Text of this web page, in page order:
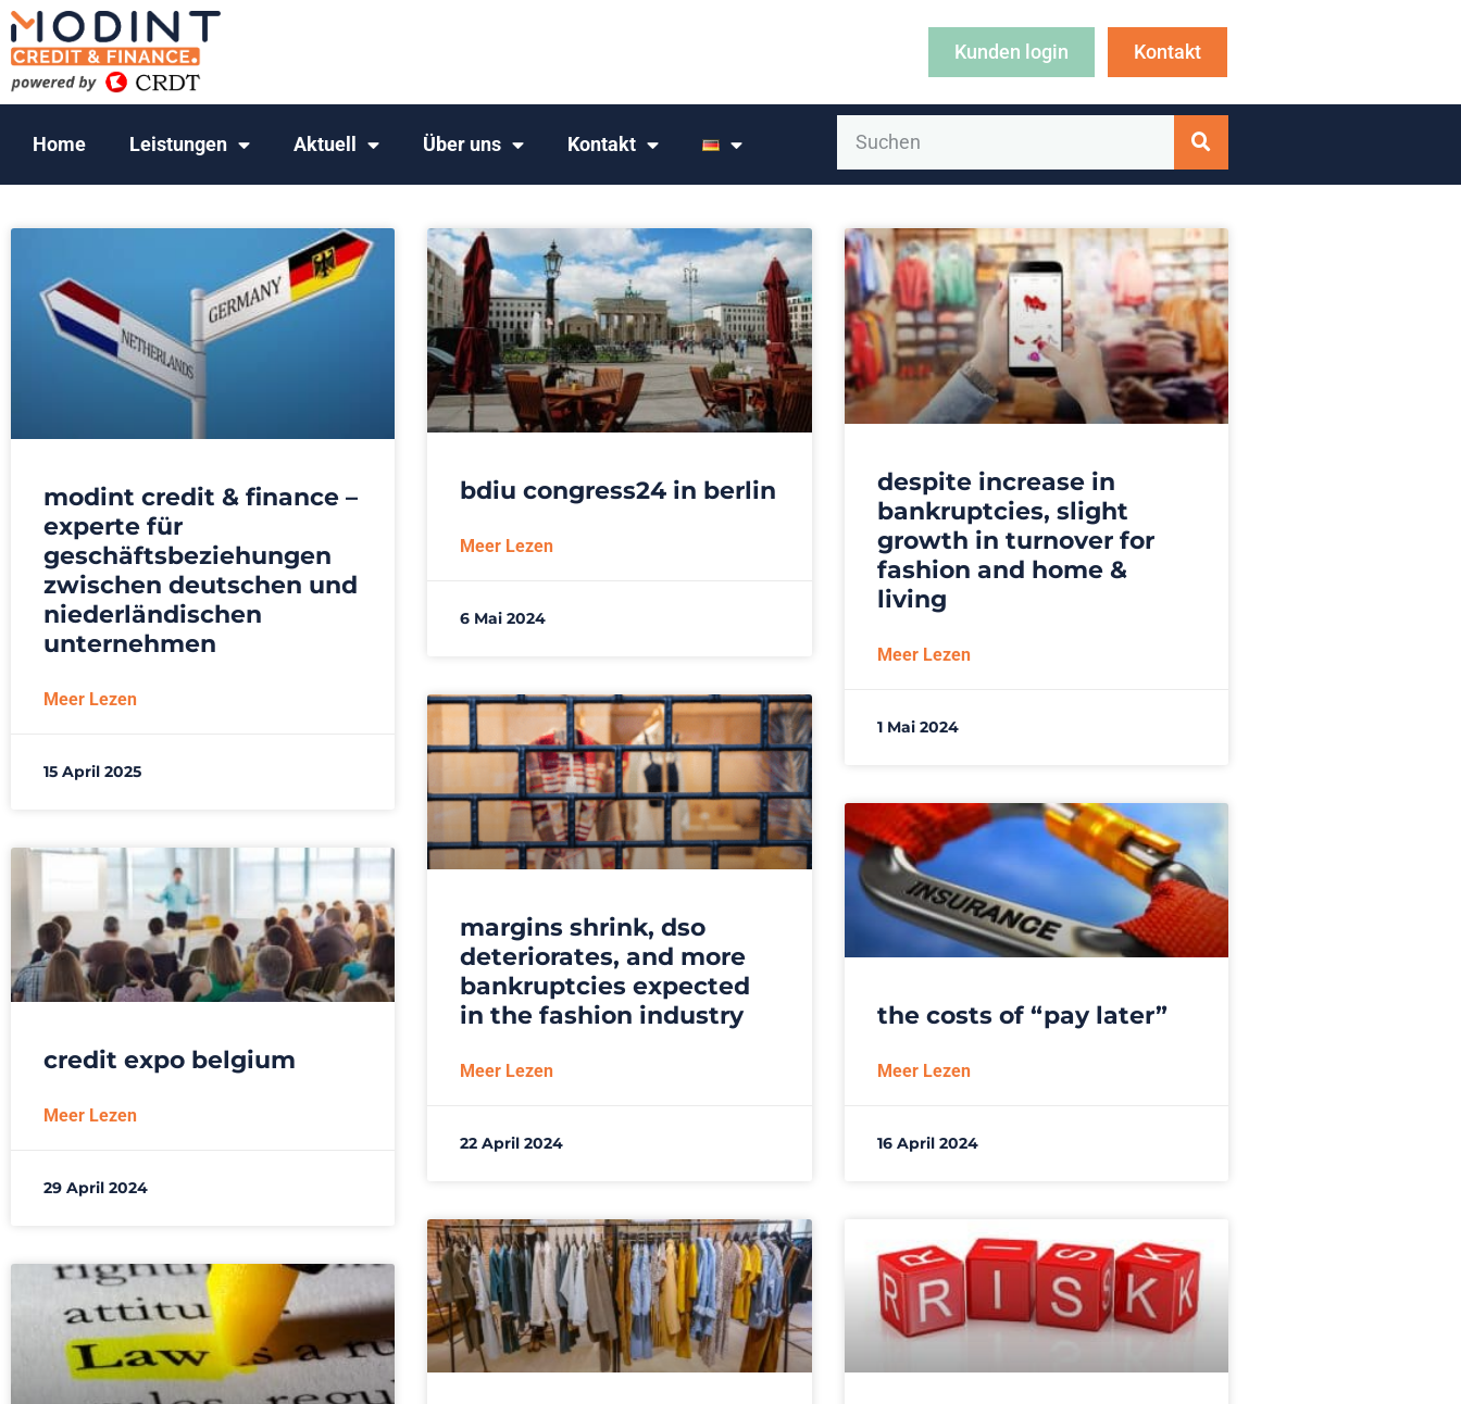
Kunden login Kontakt
Home Leistungen Aktuell Über uns Kontakt
modint credit & finance –
experte für
geschäftsbeziehungen
zwischen deutschen und
niederländischen
unternehmen
Meer Lezen
15 April 2025
bdiu congress24 in berlin
Meer Lezen
6 Mai 2024
despite increase in
bankruptcies, slight
growth in turnover for
fashion and home &
living
Meer Lezen
1 Mai 2024
credit expo belgium
Meer Lezen
29 April 2024
margins shrink, dso
deteriorates, and more
bankruptcies expected
in the fashion industry
Meer Lezen
22 April 2024
the costs of “pay later”
Meer Lezen
16 April 2024